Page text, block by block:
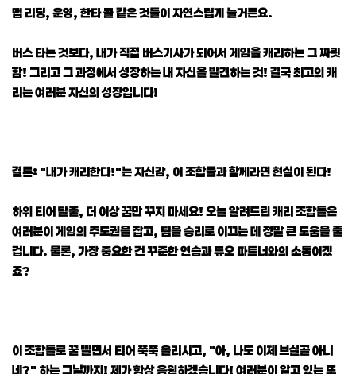
맵 리딩, 운영, 한타 콜 같은 것들이 자연스럽게 늘거든요.
버스 타는 것보다, 내가 직접 버스기사가 되어서 게임을 캐리하는 그 짜릿
함! 그리고 그 과정에서 성장하는 내 자신을 발견하는 것! 결국 최고의 캐
리는 여러분 자신의 성장입니다!
결론: "내가 캐리한다!"는 자신감, 이 조합들과 함께라면 현실이 된다!
하위 티어 탈출, 더 이상 꿈만 꾸지 마세요! 오늘 알려드린 캐리 조합들은
여러분이 게임의 주도권을 잡고, 팀을 승리로 이끄는 데 정말 큰 도움을 줄
겁니다. 물론, 가장 중요한 건 꾸준한 연습과 듀오 파트너와의 소통이겠
죠?
이 조합들로 꿀 빨면서 티어 쭉쭉 올리시고, "아, 나도 이제 브실골 아니
네?" 하는 그날까지! 제가 항상 응원하겠습니다! 여러분이 알고 있는 또